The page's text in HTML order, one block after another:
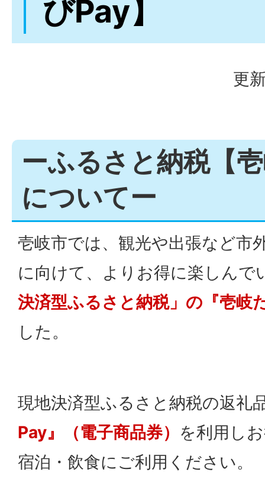
びPay】
更
ーふるさと納税【
についてー
壱岐市では、観光や出張など市
に向けて、よりお得に楽しんで
決済型ふるさと納税」の『壱岐
した。
現地決済型ふるさと納税の返礼
Pay』（電子商品券） を利用し
宿泊・飲食にご利用ください。